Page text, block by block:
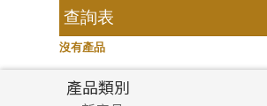
耳綫/耳鈎系列
耳環爪頭
耳環
字母吊墜
相盒吊墜
生肖吊墜
牛仔鏈
拉簧珠珠手鏈
記憶鈦手鐲
查詢表
沒有產品
產品類別